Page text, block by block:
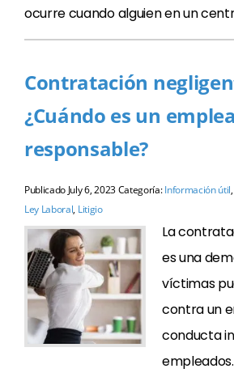
ocurre cuando alguien en un
Contratación
¿Cuándo es un
responsable?
Publicado July 6, 2023Categoría:Información útil,
Ley Laboral, Litigio
La
es una
víctimas
contra un
conducta